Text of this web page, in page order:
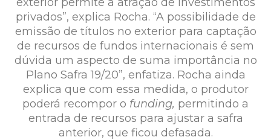
privados”, explica Rocha. “A possibilidade de
emissão de títulos no exterior para captação
de recursos de fundos internacionais é sem
dúvida um aspecto de suma importância no
Plano Safra 19/20”, enfatiza. Rocha ainda
explica que com essa medida, o produtor
poderá recompor o funding, permitindo a
entrada de recursos para ajustar a safra
anterior, que ficou defasada.